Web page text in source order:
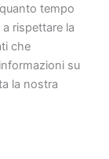
tempo
rispettare la
che
su
la nostra